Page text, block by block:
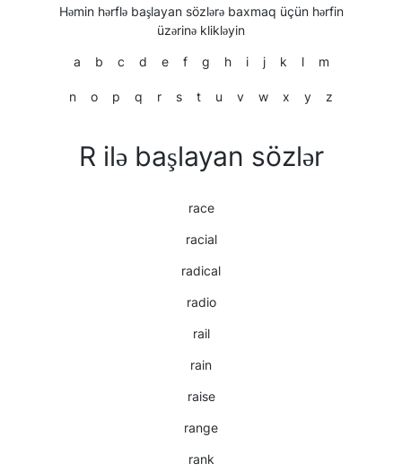
Həmin hərflə başlayan sözlərə baxmaq üçün hərfin
üzərinə klikləyin
a b c d e f g h i j k l m
n o p q r s t u v w x y z
R ilə başlayan sözlər
race
racial
radical
radio
rail
rain
raise
range
rank